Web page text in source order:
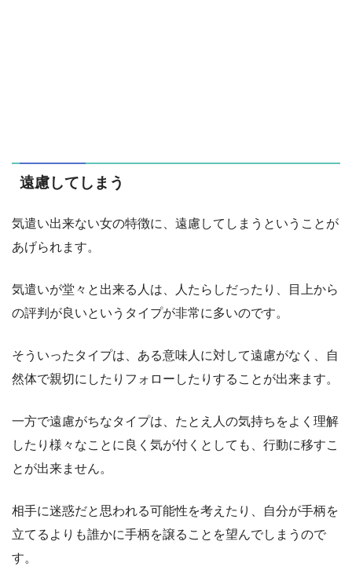
遠慮してしまう
気遣い出来ない女の特徴に、遠慮してしまうということが
あげられます。
気遣いが堂々と出来る人は、人たらしだったり、目上から
の評判が良いというタイプが非常に多いのです。
そういったタイプは、ある意味人に対して遠慮がなく、自
然体で親切にしたりフォローしたりすることが出来ます。
一方で遠慮がちなタイプは、たとえ人の気持ちをよく理解
したり様々なことに良く気が付くとしても、行動に移すこ
とが出来ません。
相手に迷惑だと思われる可能性を考えたり、自分が手柄を
立てるよりも誰かに手柄を譲ることを望んでしまうので
す。